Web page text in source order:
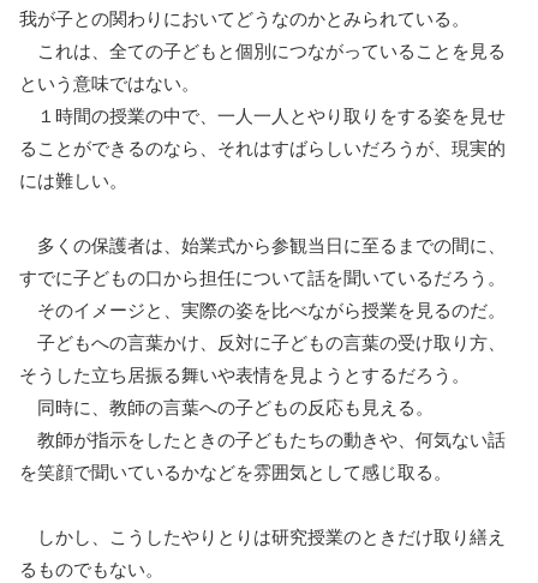
我が子との関わりにおいてどうなのかとみられている。
これは、全ての子どもと個別につながっていることを見る
という意味ではない。
１時間の授業の中で、一人一人とやり取りをする姿を見せ
ることができるのなら、それはすばらしいだろうが、現実的
には難しい。
多くの保護者は、始業式から参観当日に至るまでの間に、
すでに子どもの口から担任について話を聞いているだろう。
そのイメージと、実際の姿を比べながら授業を見るのだ。
子どもへの言葉かけ、反対に子どもの言葉の受け取り方、
そうした立ち居振る舞いや表情を見ようとするだろう。
同時に、教師の言葉への子どもの反応も見える。
教師が指示をしたときの子どもたちの動きや、何気ない話
を笑顔で聞いているかなどを雰囲気として感じ取る。
しかし、こうしたやりとりは研究授業のときだけ取り繕え
るものでもない。